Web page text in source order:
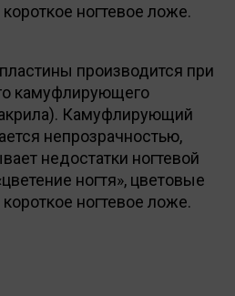
ногтевое ложе.
производится при
камуфлирующего
Камуфлирующий
непрозрачностью,
недостатки ногтевой
ногтя», цветовые
ногтевое ложе.